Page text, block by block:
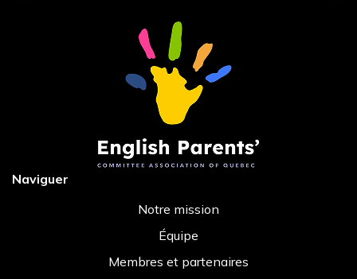
Naviguer
Notre mission
Équipe
Membres et partenaires